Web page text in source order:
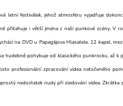
letní festiválek, jehož atmosféru vyjadřuje
přitahuje i větší jména z naší punkové scény. V
na DVD u Papagájova Hlasatele. 12 kapel,
hudebně pohybuje od klasického punkrocku, až
profesionální zpracování videa natočeného
nedostatek nudy při sledování videa.